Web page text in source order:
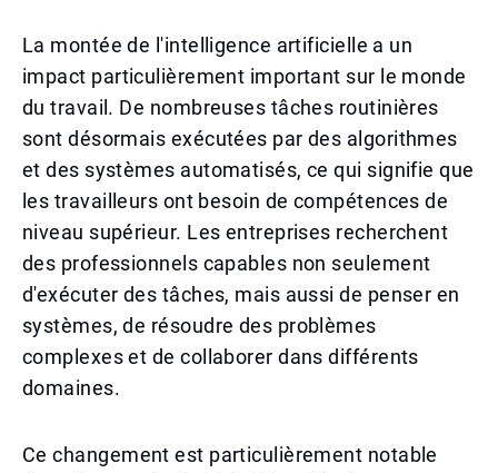
La montée de l'intelligence artificielle a un
impact particulièrement important sur le monde
du travail. De nombreuses tâches routinières
sont désormais exécutées par des algorithmes
et des systèmes automatisés, ce qui signifie que
les travailleurs ont besoin de compétences de
niveau supérieur. Les entreprises recherchent
des professionnels capables non seulement
d'exécuter des tâches, mais aussi de penser en
systèmes, de résoudre des problèmes
complexes et de collaborer dans différents
domaines.
Ce changement est particulièrement notable